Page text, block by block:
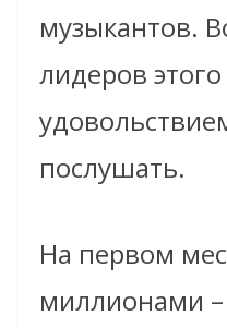
музыкантов.
лидеров
послушать.
На первом
миллионами –